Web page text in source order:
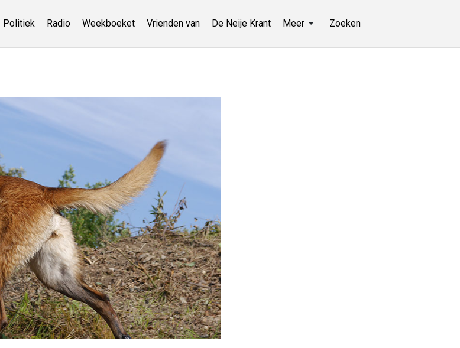
Politiek Radio Weekboeket Vrienden van De Neije Krant Meer Zoeken